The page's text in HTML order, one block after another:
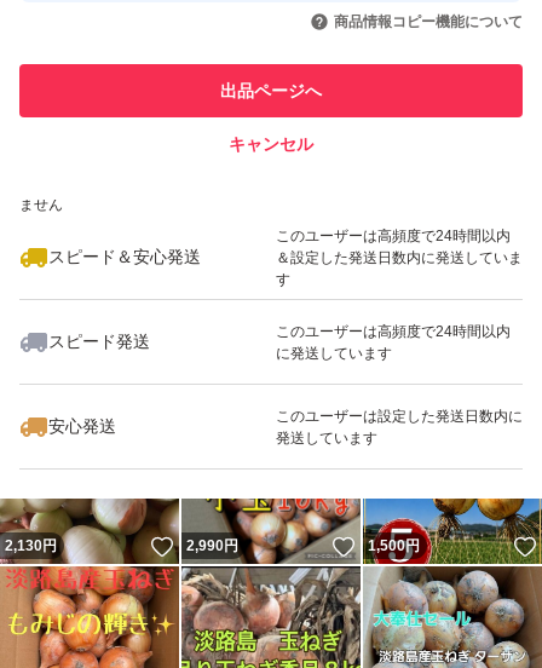
引を完了させた実績があります
での取引実績があります
ません
スピード＆安心発送
このユーザーは高頻度で24時間以内
＆設定した発送日数内に発送していま
す
スピード発送
このユーザーは高頻度で24時間以内
に発送しています
安心発送
このユーザーは設定した発送日数内に
発送しています
商品情報コピー機能について
出品ページへ
キャンセル
いいね！
1,480
2,130円 いいね！
2,990円 いいね！
1,500円